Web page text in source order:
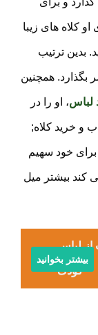
او کلاه های زیبا
بدین ترتیب
بگذارد. همچنین
لباس، او را در
و خرید کلاه;
برای خود سهیم
کند بیشتر میل
از لباس
کودک
بیشتر بخوانید